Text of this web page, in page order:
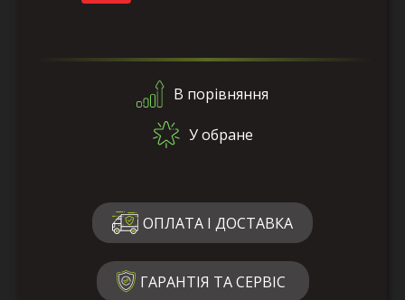
В порівняння
У обране
ОПЛАТА І ДОСТАВКА
ГАРАНТІЯ ТА СЕРВІС